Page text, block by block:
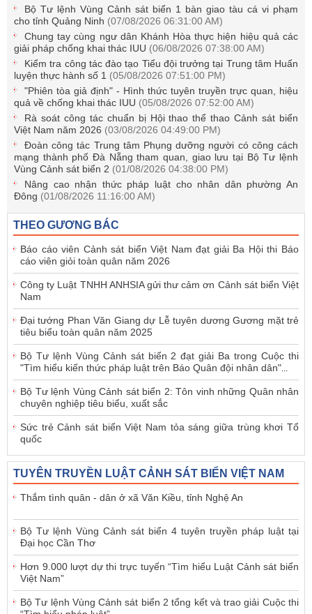
Bộ Tư lệnh Vùng Cảnh sát biển 1 bàn giao tàu cá vi phạm
cho tỉnh Quảng Ninh (07/08/2026 06:31:00 AM)
Chung tay cùng ngư dân Khánh Hòa thực hiện hiệu quả các
giải pháp chống khai thác IUU (06/08/2026 07:38:00 AM)
Kiểm tra công tác đào tạo Tiểu đội trưởng tại Trung tâm Huấn
luyện thực hành số 1 (05/08/2026 07:51:00 PM)
"Phiên tòa giả định" - Hình thức tuyên truyền trực quan, hiệu
quả về chống khai thác IUU (05/08/2026 07:52:00 AM)
Rà soát công tác chuẩn bị Hội thao thể thao Cảnh sát biển
Việt Nam năm 2026 (03/08/2026 04:49:00 PM)
Đoàn công tác Trung tâm Phụng dưỡng người có công cách
mạng thành phố Đà Nẵng tham quan, giao lưu tại Bộ Tư lệnh
Vùng Cảnh sát biển 2 (01/08/2026 04:38:00 PM)
Nâng cao nhận thức pháp luật cho nhân dân phường An
Đông (01/08/2026 11:16:00 AM)
THEO GƯƠNG BÁC
Báo cáo viên Cảnh sát biển Việt Nam đạt giải Ba Hội thi Báo
cáo viên giỏi toàn quân năm 2026
Công ty Luật TNHH ANHSIA gửi thư cảm ơn Cảnh sát biển Việt
Nam
Đại tướng Phan Văn Giang dự Lễ tuyên dương Gương mặt trẻ
tiêu biểu toàn quân năm 2025
Bộ Tư lệnh Vùng Cảnh sát biển 2 đạt giải Ba trong Cuộc thi
"Tìm hiểu kiến thức pháp luật trên Báo Quân đội nhân dân"...
Bộ Tư lệnh Vùng Cảnh sát biển 2: Tôn vinh những Quân nhân
chuyên nghiệp tiêu biểu, xuất sắc
Sức trẻ Cảnh sát biển Việt Nam tỏa sáng giữa trùng khơi Tổ
quốc
TUYÊN TRUYỀN LUẬT CẢNH SÁT BIỂN VIỆT NAM
Thắm tình quân - dân ở xã Văn Kiều, tỉnh Nghệ An
Bộ Tư lệnh Vùng Cảnh sát biển 4 tuyên truyền pháp luật tại
Đại học Cần Thơ
Hơn 9.000 lượt dự thi trực tuyến “Tìm hiểu Luật Cảnh sát biển
Việt Nam”
Bộ Tư lệnh Vùng Cảnh sát biển 2 tổng kết và trao giải Cuộc thi